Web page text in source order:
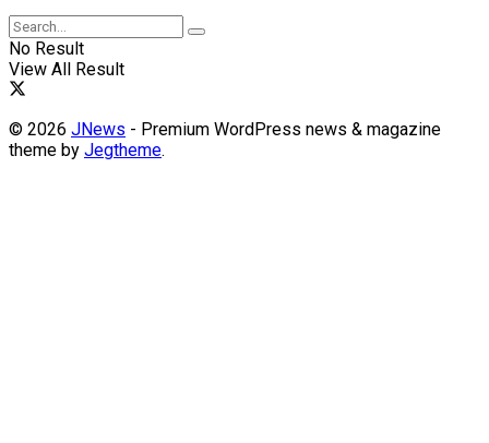
No Result
View All Result
© 2026 JNews - Premium WordPress news & magazine
theme by Jegtheme.